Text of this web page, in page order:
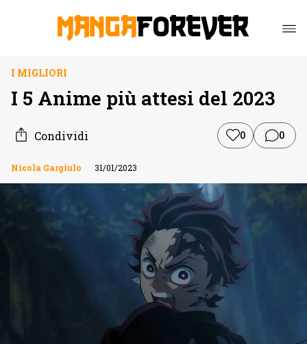
I MIGLIORI
I 5 Anime più attesi del 2023
Condividi 0 0
Nicola Gargiulo 31/01/2023